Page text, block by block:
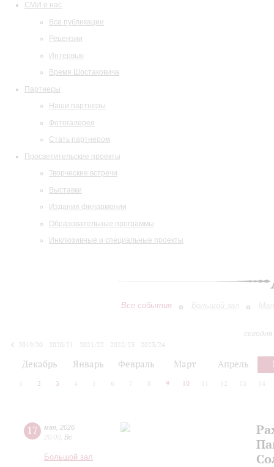
СМИ о нас
Все публикации
Рецензии
Интервью
Время Шостаковича
Партнеры
Наши партнеры
Фотогалерея
Стать партнером
Просветительские проекты
Творческие встречи
Выставки
Издания филармонии
Образовательные программы
Инклюзивные и специальные проекты
Все события Большой зал
2019/20
2020/21 2021/22 2022/23
2023/24
Декабрь Январь Февраль Март Апрель
2 3 4 5 6 7 8 9 10 12 13 14
17 мая 2026
20:00 Вс
Большой зал